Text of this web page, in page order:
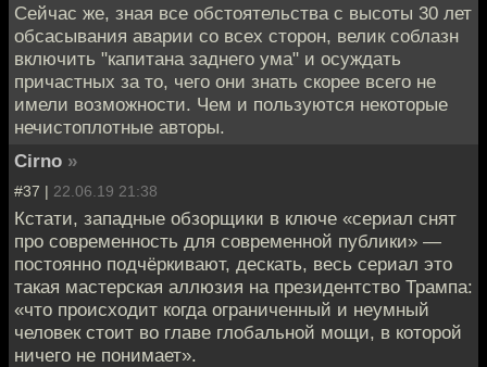
Сейчас же, зная все обстоятельства с высоты 30 лет
обсасывания аварии со всех сторон, велик соблазн
включить "капитана заднего ума" и осуждать
причастных за то, чего они знать скорее всего не
имели возможности. Чем и пользуются некоторые
нечистоплотные авторы.
Cirno »
#37 | 22.06.19 21:38
Кстати, западные обзорщики в ключе «сериал снят
про современность для современной публики» —
постоянно подчёркивают, дескать, весь сериал это
такая мастерская аллюзия на президентство Трампа:
«что происходит когда ограниченный и неумный
человек стоит во главе глобальной мощи, в которой
ничего не понимает».